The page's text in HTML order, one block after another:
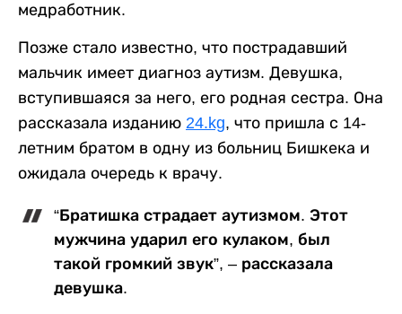
медработник.
Позже стало известно, что пострадавший
мальчик имеет диагноз аутизм. Девушка,
вступившаяся за него, его родная сестра. Она
рассказала изданию 24.kg, что пришла с 14-
летним братом в одну из больниц Бишкека и
ожидала очередь к врачу.
“Братишка страдает аутизмом. Этот
мужчина ударил его кулаком, был
такой громкий звук”, – рассказала
девушка.